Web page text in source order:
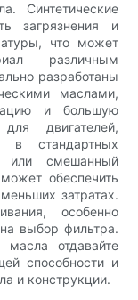
Синтетические
загрязнения и
что может
различным
разработаны
маслами,
и большую
двигателей,
стандартных
или смешанный
обеспечить
затратах.
особенно
выбор фильтра.
отдавайте
способности и
и конструкции.